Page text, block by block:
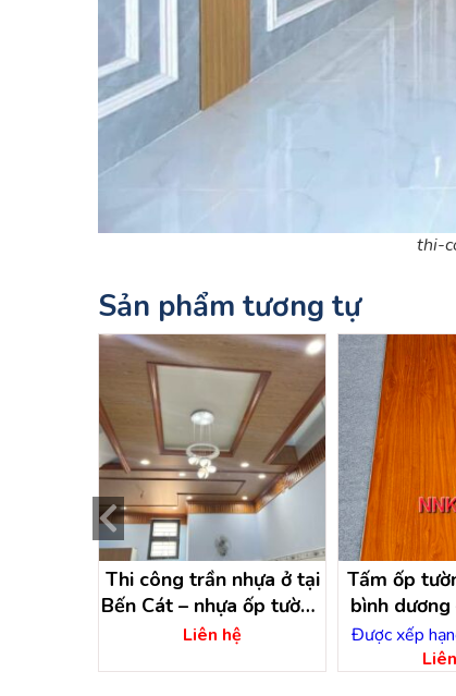
thi-
Sản phẩm tương tự
Thi công trần nhựa ở tại
Bến Cát – nhựa ốp tường
bến cát bình dương
Liên hệ
Tấm ốp
bình dương
ốp
Được xếp